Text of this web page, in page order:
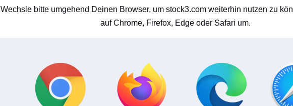
Wechsle bitte umgehend Deinen Browser, um stock3.com weiterhin nutzen zu
auf Chrome, Firefox, Edge oder Safari um.